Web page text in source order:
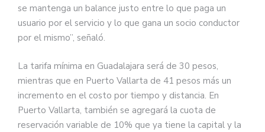
se mantenga un balance justo entre lo que paga un
usuario por el servicio y lo que gana un socio conductor
por el mismo”, señaló.
La tarifa mínima en Guadalajara será de 30 pesos,
mientras que en Puerto Vallarta de 41 pesos más un
incremento en el costo por tiempo y distancia. En
Puerto Vallarta, también se agregará la cuota de
reservación variable de 10% que ya tiene la capital y la